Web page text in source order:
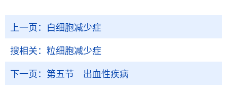
上一页： 白细胞减少症
搜相关： 粒细胞减少症
下一页： 第五节 出血性疾病